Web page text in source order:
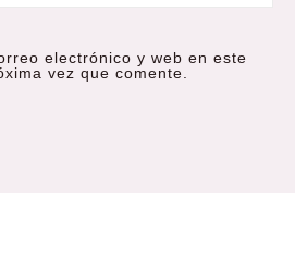
electrónico y web en este
vez que comente.